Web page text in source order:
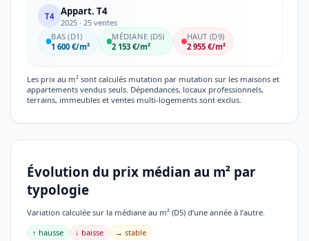
T4 Appart. T4
2025 · 25 ventes
BAS (D1)
1 600 €/m²
MÉDIANE (D5)
2 153 €/m²
HAUT (D9)
2 955 €/m²
Les prix au m² sont calculés mutation par mutation sur les maisons et
appartements vendus seuls. Dépendances, locaux professionnels,
terrains, immeubles et ventes multi-logements sont exclus.
Évolution du prix médian au m² par
typologie
Variation calculée sur la médiane au m² (D5) d’une année à l’autre.
↑ hausse
↓ baisse → stable